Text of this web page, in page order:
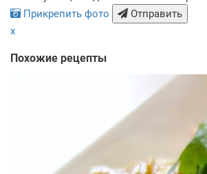
Прикрепить фото
Отправить
x
Похожие рецепты